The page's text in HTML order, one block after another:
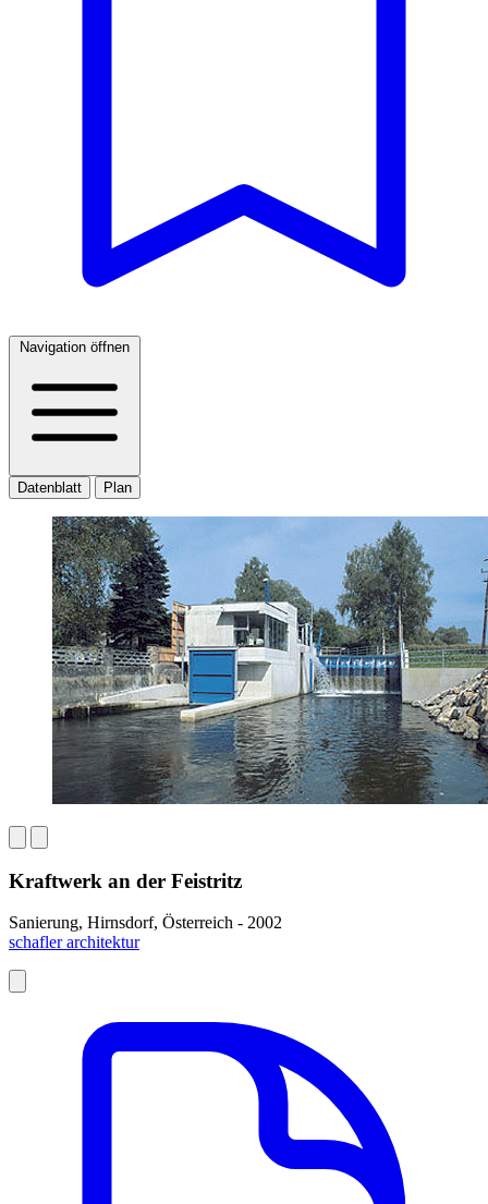
Navigation öffnen
Datenblatt Plan
Kraftwerk an der Feistritz
Sanierung, Hirnsdorf, Österreich - 2002
schafler architektur